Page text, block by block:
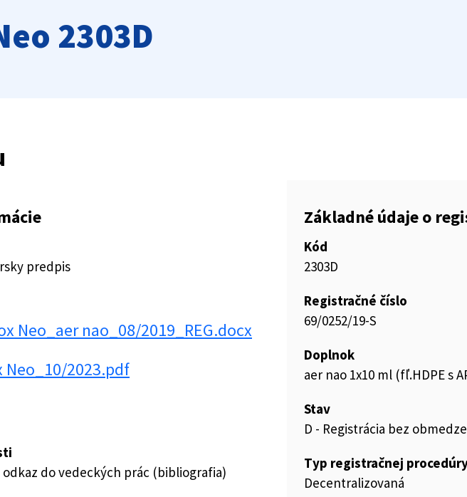
2303D
predpis
Neo_aer nao_08/2019_REG.docx
Neo_10/2023.pdf
odkaz do vedeckých prác (bibliografia)
Základné údaje o
Kód
2303D
Registračné číslo
69/0252/19-S
Doplnok
aer nao 1x10 ml (fľ.HDPE s
Stav
D - Registrácia bez
Typ registračnej
Decentralizovaná